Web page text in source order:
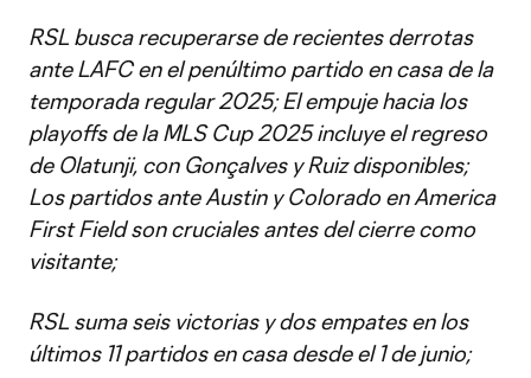
RSL busca recuperarse de recientes derrotas
ante LAFC en el penúltimo partido en casa de la
temporada regular 2025; El empuje hacia los
playoffs de la MLS Cup 2025 incluye el regreso
de Olatunji, con Gonçalves y Ruiz disponibles;
Los partidos ante Austin y Colorado en America
First Field son cruciales antes del cierre como
visitante;
RSL suma seis victorias y dos empates en los
últimos 11 partidos en casa desde el 1 de junio;